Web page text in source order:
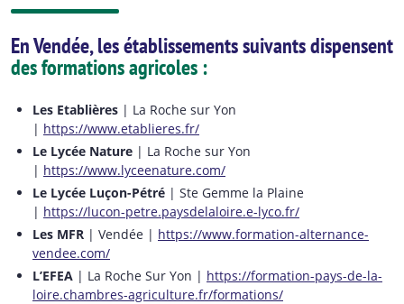
En Vendée, les établissements suivants dispensent
des formations agricoles :
Les Etablières | La Roche sur Yon
| https://www.etablieres.fr/
Le Lycée Nature | La Roche sur Yon
| https://www.lyceenature.com/
Le Lycée Luçon-Pétré | Ste Gemme la Plaine
| https://lucon-petre.paysdelaloire.e-lyco.fr/
Les MFR | Vendée | https://www.formation-alternance-
vendee.com/
L’EFEA | La Roche Sur Yon | https://formation-pays-de-la-
loire.chambres-agriculture.fr/formations/